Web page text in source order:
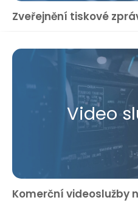
Zveřejnění tiskové
Video
Komerční videoslužby